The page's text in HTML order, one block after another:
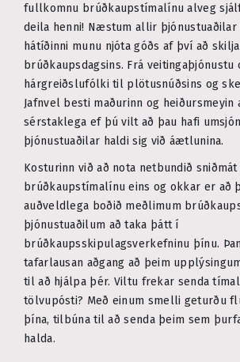
fullkomnu brúðkaupstímalínu alveg
deila henni! Næstum allir þjónustuaðilar
hátíðinni munu njóta góðs af því að
brúðkaupsdagsins. Frá veitingaþjónustu
hárgreiðslufólki til plötusnúðsins og
Jafnvel besti maðurinn og
sérstaklega ef þú vilt að þau hafi
þjónustuaðilar haldi sig við áætlunina.
Kosturinn við að nota netbundið
brúðkaupstímalínu eins og okkar er að
auðveldlega boðið meðlimum
þjónustuaðilum að taka þátt í
brúðkaupsskipulagsverkefninu þínu.
tafarlausan aðgang að þeim
til að hjálpa þér. Viltu frekar senda
tölvupósti? Með einum smelli geturðu
þína, tilbúna til að senda þeim sem
halda.